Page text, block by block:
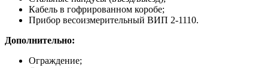
Кабель в гофрированном коробе;
Прибор весоизмерительный ВИП 2-1110.
Дополнительно:
Ограждение;